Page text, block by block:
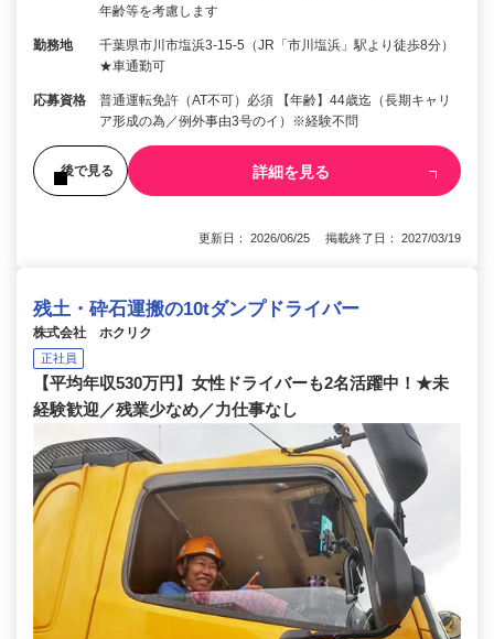
年齢等を考慮します
勤務地
千葉県市川市塩浜3-15-5（JR「市川塩浜」駅より徒歩8分）
★車通勤可
応募資格
普通運転免許（AT不可）必須 【年齢】44歳迄（長期キャリ
ア形成の為／例外事由3号のイ）※経験不問
後で見る 詳細を見る
更新日： 2026/06/25 掲載終了日： 2027/03/19
残土・砕石運搬の10tダンプドライバー
株式会社 ホクリク
正社員
【平均年収530万円】女性ドライバーも2名活躍中！★未
経験歓迎／残業少なめ／力仕事なし